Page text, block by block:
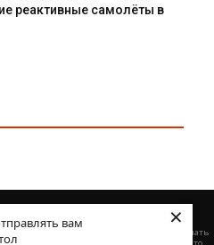
вам
×
реактивные самолёты в
компанию ·
Выкуп битых авто: что делать
по продаже поврежденной машины
Что